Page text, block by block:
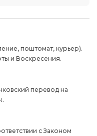
поштомат, курьер).
и Воскресения.
перевод на
с Законом